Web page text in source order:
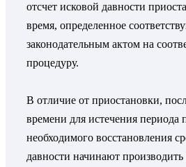
отсчет исковой давности
время, определенное
законодательным актом на
процедуру.
В отличие от приостановки,
времени для истечения периода
необходимого восстановления
давности начинают